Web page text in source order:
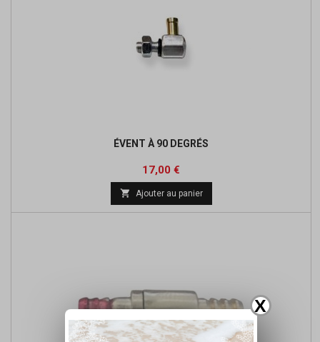
X
ÉVENT À 90 DEGRÉS
Prix
17,00 €
 Ajouter au panier